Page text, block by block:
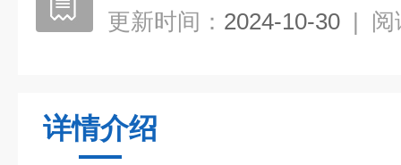
更新时间： 2024-10-30 | 阅
详情介绍